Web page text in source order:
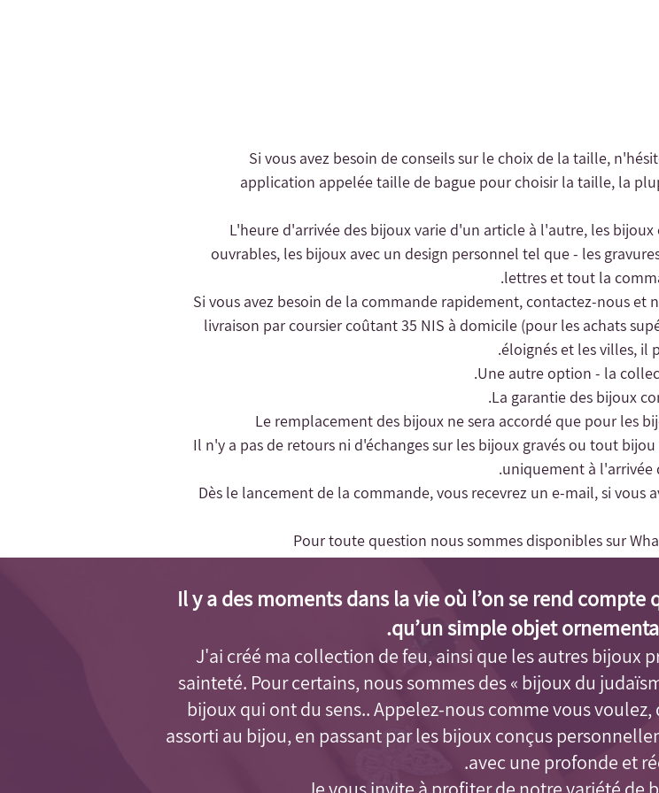
- Si vous avez besoin de conseils sur le choix de la taille,
application appelée taille de bague pour choisir la taille, la
- L'heure d'arrivée des bijoux varie d'un article à l'autre, les
ouvrables, les bijoux avec un design personnel tel que - les
lettres et tout la
livraison par coursier coûtant 35 NIS à domicile (pour les achats
éloignés et les villes, il
Une autre option - la
- Il n'y a pas de retours ni d'échanges sur les bijoux gravés ou tout
uniquement à l'arrivée
- Dès le lancement de la commande, vous recevrez un e-mail, si
Pour toute question nous sommes disponibles sur
Il y a des moments dans la vie où l’on se rend
qu’un simple objet
J'ai créé ma collection de feu, ainsi que les autres bijoux
sainteté. Pour certains, nous sommes des « bijoux du
bijoux qui ont du sens.. Appelez-nous comme vous
assorti au bijou, en passant par les bijoux conçus
avec une profonde et